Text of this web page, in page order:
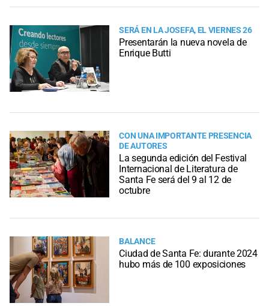
SERÁ EN LA JOSEFA, EL VIERNES 26
Presentarán la nueva novela de
Enrique Butti
CON UNA IMPORTANTE PRESENCIA
DE AUTORES
La segunda edición del Festival
Internacional de Literatura de
Santa Fe será del 9 al 12 de
octubre
BALANCE
Ciudad de Santa Fe: durante 2024
hubo más de 100 exposiciones